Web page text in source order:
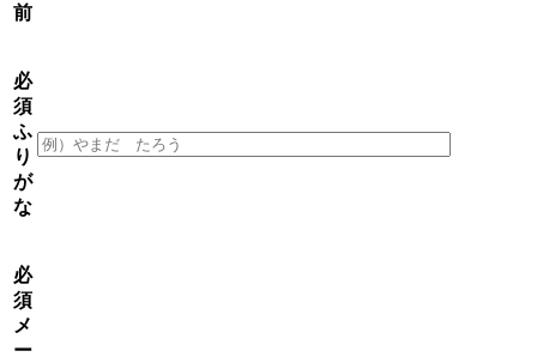
前
必
須
ふ
り
が
な
必
須
メ
ー